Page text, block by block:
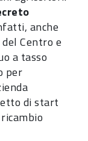
anche
Centro e
a tasso
per
di start